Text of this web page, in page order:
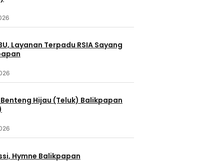
Layanan Terpadu RSIA Sayang
Hijau (Teluk) Balikpapan
Hymne Balikpapan